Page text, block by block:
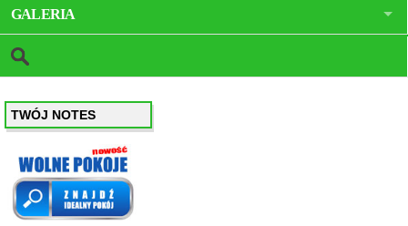
GALERIA
TWÓJ NOTES